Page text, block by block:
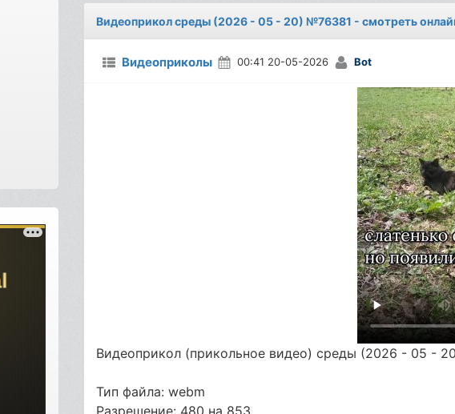
Видеоприкол среды (2026 - 05 - 20) №76381 - смотреть
Видеоприколы 00:41 20-05-2026 Bot
Видеоприкол (прикольное видео) среды (2026 - 05 -
Тип файла: webm
Разрешение: 480 на 853